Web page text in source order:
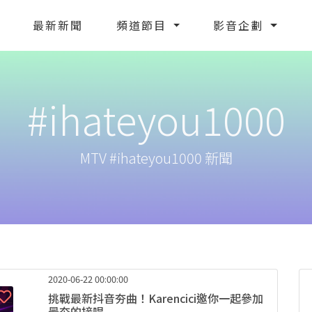
最新新聞 頻道節目 影音企劃
#ihateyou1000
MTV #ihateyou1000 新聞
2020-06-22 00:00:00
挑戰最新抖音夯曲！Karencici邀你一起參加